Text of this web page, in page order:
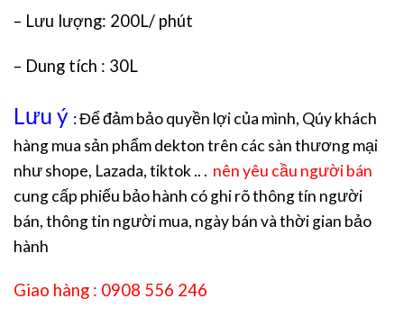
– Lưu lượng: 200L/ phút
– Dung tích : 30L
Lưu ý : Để đảm bảo quyền lợi của mình, Qúy khách
hàng mua sản phẩm dekton trên các sàn thương mại
như shope, Lazada, tiktok .. . nên yêu cầu người bán
cung cấp phiếu bảo hành có ghi rõ thông tín người
bán, thông tin người mua, ngày bán và thời gian bảo
hành
Giao hàng : 0908 556 246